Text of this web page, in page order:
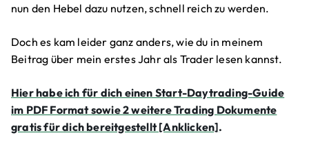
nun den Hebel dazu nutzen, schnell reich zu werden.
Doch es kam leider ganz anders, wie du in meinem
Beitrag über mein erstes Jahr als Trader lesen kannst.
Hier habe ich für dich einen Start-Daytrading-Guide
im PDF Format sowie 2 weitere Trading Dokumente
gratis für dich bereitgestellt [Anklicken].